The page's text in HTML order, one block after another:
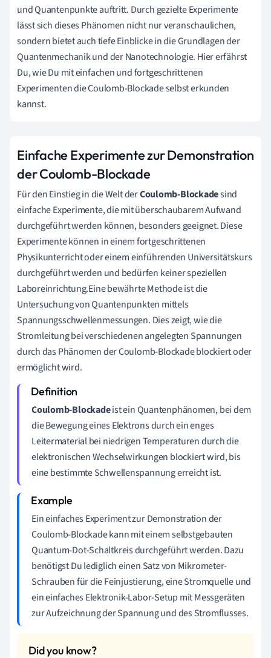
und Quantenpunkte auftritt. Durch gezielte Experimente
lässt sich dieses Phänomen nicht nur veranschaulichen,
sondern bietet auch tiefe Einblicke in die Grundlagen der
Quantenmechanik und der Nanotechnologie. Hier erfährst
Du, wie Du mit einfachen und fortgeschrittenen
Experimenten die Coulomb-Blockade selbst erkunden
kannst.
Einfache Experimente zur Demonstration
der Coulomb-Blockade
Für den Einstieg in die Welt derCoulomb-Blockadesind
einfache Experimente, die mit überschaubarem Aufwand
durchgeführt werden können, besonders geeignet. Diese
Experimente können in einem fortgeschrittenen
Physikunterricht oder einem einführenden Universitätskurs
durchgeführt werden und bedürfen keiner speziellen
Laboreinrichtung.Eine bewährte Methode ist die
Untersuchung von Quantenpunkten mittels
Spannungsschwellenmessungen. Dies zeigt, wie die
Stromleitung bei verschiedenen angelegten Spannungen
durch das Phänomen der Coulomb-Blockade blockiert oder
ermöglicht wird.
Coulomb-Blockadeist ein Quantenphänomen, bei dem
die Bewegung eines Elektrons durch ein enges
Leitermaterial bei niedrigen Temperaturen durch die
elektronischen Wechselwirkungen blockiert wird, bis
eine bestimmte Schwellenspannung erreicht ist.
Ein einfaches Experiment zur Demonstration der
Coulomb-Blockade kann mit einem selbstgebauten
Quantum-Dot-Schaltkreis durchgeführt werden. Dazu
benötigst Du lediglich einen Satz von Mikrometer-
Schrauben für die Feinjustierung, eine Stromquelle und
ein einfaches Elektronik-Labor-Setup mit Messgeräten
zur Aufzeichnung der Spannung und des Stromflusses.